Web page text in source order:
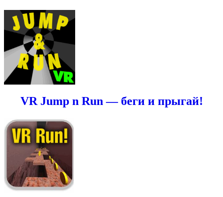
VR Jump n Run — беги и прыгай!